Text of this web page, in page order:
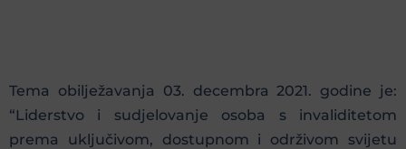
Tema obilježavanja 03. decembra 2021. godine je:
“Liderstvo i sudjelovanje osoba s invaliditetom
prema uključivom, dostupnom i održivom svijetu